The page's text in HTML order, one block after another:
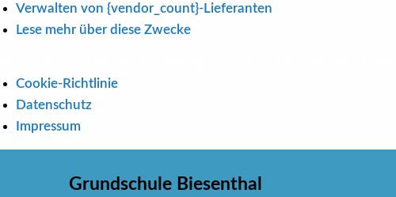
Verwalten von {vendor_count}-Lieferanten
Lese mehr über diese Zwecke
Cookie-Richtlinie
Datenschutz
Impressum
Grundschule Biesenthal